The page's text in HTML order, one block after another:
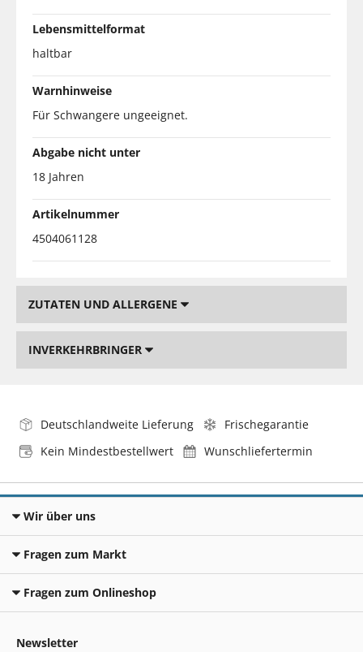
Lebensmittelformat
haltbar
Warnhinweise
Für Schwangere ungeeignet.
Abgabe nicht unter
18 Jahren
Artikelnummer
4504061128
ZUTATEN UND ALLERGENE
INVERKEHRBRINGER
Deutschlandweite Lieferung
Frischegarantie
Kein Mindestbestellwert
Wunschliefertermin
Wir über uns
Fragen zum Markt
Fragen zum Onlineshop
Newsletter